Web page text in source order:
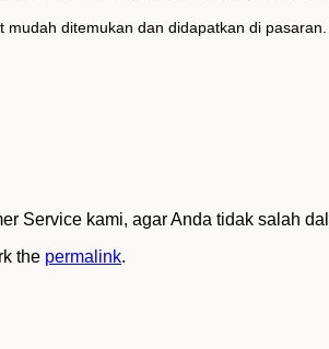
mudah ditemukan dan didapatkan di
Service kami, agar Anda tidak salah
the permalink.